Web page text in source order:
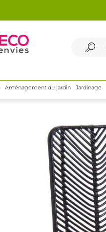
Aménagement du jardin Jardinage